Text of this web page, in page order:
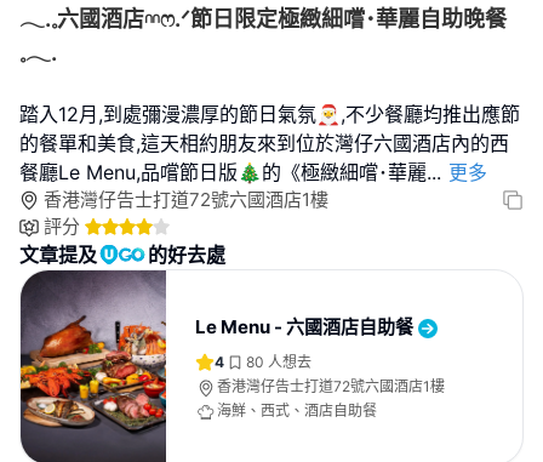
𓂃.𓈒六國酒店𓎏ෆ.ᐟ節日限定極緻細嚐･華麗自助晚餐
𓈒𓂃.
踏入12月,到處彌漫濃厚的節日氣氛🎅,不少餐廳均推出應節
的餐單和美食,這天相約朋友來到位於灣仔六國酒店內的西
餐廳Le Menu,品嚐節日版🎄的《極緻細嚐･華麗... 更多
香港灣仔告士打道72號六國酒店1樓
評分
文章提及 的好去處
Le Menu - 六國酒店自助餐
4 80 人想去
香港灣仔告士打道72號六國酒店1樓
海鮮、西式、酒店自助餐